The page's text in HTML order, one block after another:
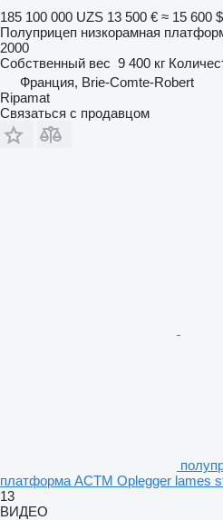
185 100 000 UZS 13 500 € ≈ 15 600 $
Полуприцеп низкорамная
2000
Собственный вес 9 400 кг
Франция, Brie-Comte-Robert
Ripamat
Связаться с продавцом
платформа ACTM Oplegger lames
13
ВИДЕО